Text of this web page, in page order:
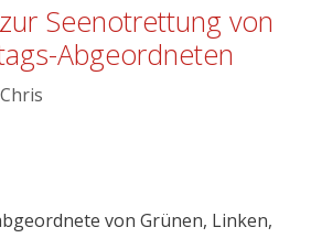
Seenotrettung von
Abgeordneten
Chris
von Grünen, Linken,